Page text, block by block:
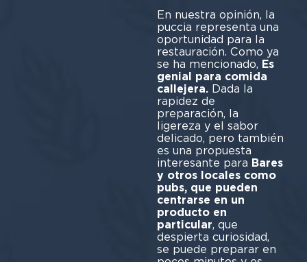
En nuestra opinión, la
puccia representa una
oportunidad para la
restauración. Como ya
se ha mencionado, Es
genial para comida
callejera.Dada la
rapidez de
preparación, la
ligereza y el sabor
delicado, pero también
es una propuesta
interesante para Bares
y otros locales como
pubs, que pueden
centrarse en un
producto en
particular, que
despierta curiosidad,
se puede preparar en